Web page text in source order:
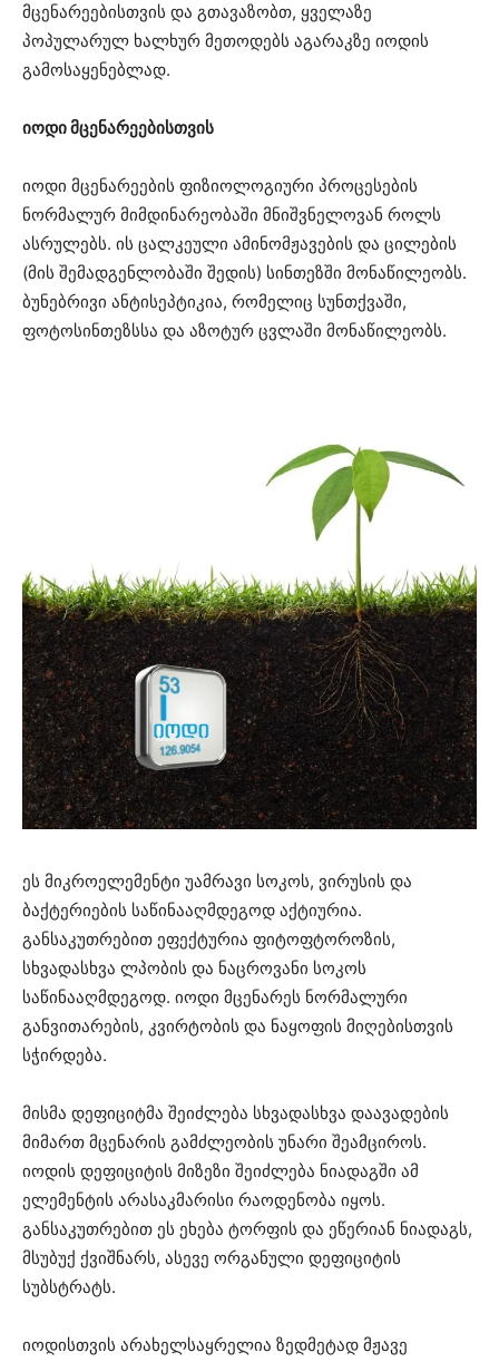
მცენარეებისთვის და გთავაზობთ, ყველაზე
პოპულარულ ხალხურ მეთოდებს აგარაკზე იოდის
გამოსაყენებლად.
იოდი მცენარეებისთვის
იოდი მცენარეების ფიზიოლოგიური პროცესების
ნორმალურ მიმდინარეობაში მნიშვნელოვან როლს
ასრულებს. ის ცალკეული ამინომჟავების და ცილების
(მის შემადგენლობაში შედის) სინთეზში მონაწილეობს.
ბუნებრივი ანტისეპტიკია, რომელიც სუნთქვაში,
ფოტოსინთეზსსა და აზოტურ ცვლაში მონაწილეობს.
ეს მიკროელემენტი უამრავი სოკოს, ვირუსის და
ბაქტერიების საწინააღმდეგოდ აქტიურია.
განსაკუთრებით ეფექტურია ფიტოფტოროზის,
სხვადასხვა ლპობის და ნაცროვანი სოკოს
საწინააღმდეგოდ. იოდი მცენარეს ნორმალური
განვითარების, კვირტობის და ნაყოფის მიღებისთვის
სჭირდება.
მისმა დეფიციტმა შეიძლება სხვადასხვა დაავადების
მიმართ მცენარის გამძლეობის უნარი შეამციროს.
იოდის დეფიციტის მიზეზი შეიძლება ნიადაგში ამ
ელემენტის არასაკმარისი რაოდენობა იყოს.
განსაკუთრებით ეს ეხება ტორფის და ეწერიან ნიადაგს,
მსუბუქ ქვიშნარს, ასევე ორგანული დეფიციტის
სუბსტრატს.
იოდისთვის არახელსაყრელია ზედმეტად მჟავე